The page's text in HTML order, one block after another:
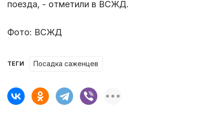
поезда, - отметили в ВСЖД.
Фото: ВСЖД
ТЕГИ посадка саженцев